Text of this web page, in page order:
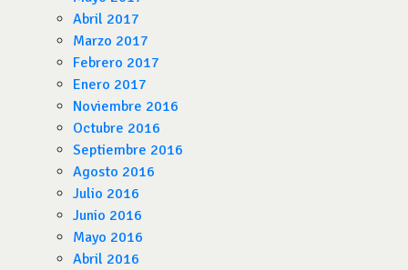
Abril 2017
Marzo 2017
Febrero 2017
Enero 2017
Noviembre 2016
Octubre 2016
Septiembre 2016
Agosto 2016
Julio 2016
Junio 2016
Mayo 2016
Abril 2016